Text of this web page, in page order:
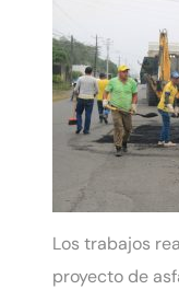
Los trabajos
proyecto de